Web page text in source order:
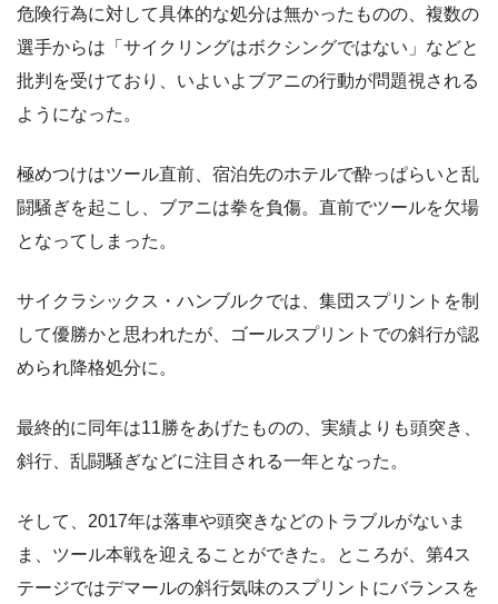
危険行為に対して具体的な処分は無かったものの、複数の
選手からは「サイクリングはボクシングではない」などと
批判を受けており、いよいよブアニの行動が問題視される
ようになった。
極めつけはツール直前、宿泊先のホテルで酔っぱらいと乱
闘騒ぎを起こし、ブアニは拳を負傷。直前でツールを欠場
となってしまった。
サイクラシックス・ハンブルクでは、集団スプリントを制
して優勝かと思われたが、ゴールスプリントでの斜行が認
められ降格処分に。
最終的に同年は11勝をあげたものの、実績よりも頭突き、
斜行、乱闘騒ぎなどに注目される一年となった。
そして、2017年は落車や頭突きなどのトラブルがないま
ま、ツール本戦を迎えることができた。ところが、第4ス
テージではデマールの斜行気味のスプリントにバランスを